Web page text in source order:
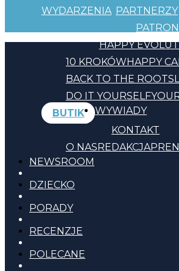
WYDARZENIA PARTNERZY
HAPPY
10 KROKÓWHAPPY
BACK TO THE ROOTS
DO IT YOURSELF
BUTIK
KONTAKT
O NASREDAKCJA
WYWIADY
NEWSROOM
DZIECKO
PORADY
RECENZJE
POLECANE